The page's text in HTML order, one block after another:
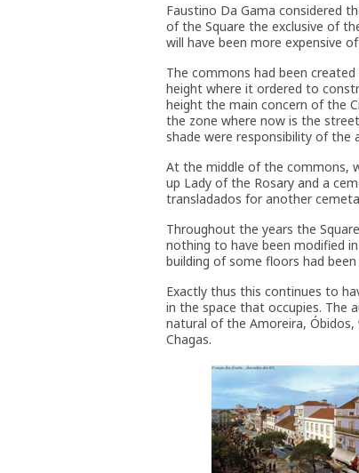
Faustino Da Gama considered
of the Square the exclusive of
will have been more expensive
The commons had been
height where it ordered to
height the main concern of the
the zone where now is the
shade were responsibility of the
At the middle of the commons,
up Lady of the Rosary and a
transladados for another
Throughout the years the
nothing to have been modified
building of some floors had
Exactly thus this continues to
in the space that occupies. The
natural of the Amoreira,
Chagas.